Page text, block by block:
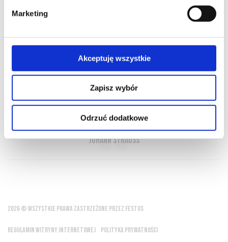
Marketing
Akceptuję wszystkie
Zapisz wybór
Odrzuć dodatkowe
O NAS OFERTA ONLINE PRODUCENCI
BLOG
PRZEWODNIK
SŁOWNIK
Walc i wino dopraszają się o bisy
Johann Strauss
2026 © WSZYSTKIE PRAWA ZASTRZEŻONE PRZEZ FESTUS
REGULAMIN WITRYNY INTERNETOWEJ POLITYKA PRYWATNOŚCI